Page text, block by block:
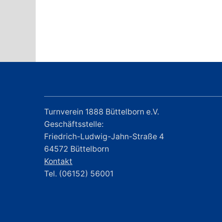
Turnverein 1888 Büttelborn e.V.
Geschäftsstelle:
Friedrich-Ludwig-Jahn-Straße 4
64572 Büttelborn
Kontakt
Tel. (06152) 56001